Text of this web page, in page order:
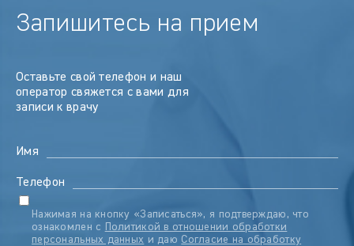
Запишитесь на прием
Оставьте свой телефон и наш
оператор свяжется с вами для
записи к врачу
Имя
Телефон
Нажимая на кнопку «Записаться», я подтверждаю, что
ознакомлен с
Политикой в отношении обработки
персональных данных и даю Согласие на обработку